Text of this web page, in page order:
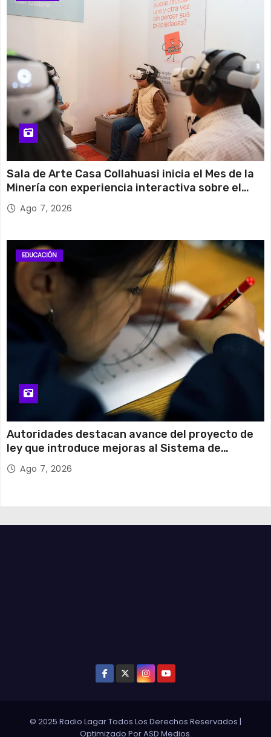
Sala de Arte Casa Collahuasi inicia el Mes de la
Minería con experiencia interactiva sobre el
cobreAgo 7, 2026
EDUCACIÓN
Autoridades destacan avance del proyecto de
ley que introduce mejoras al Sistema de
Admisión Escolar
Ago 7, 2026
© 2025 Radio Lagar Todos Los Derechos Reservados |
Optimizado PorASD Medios.